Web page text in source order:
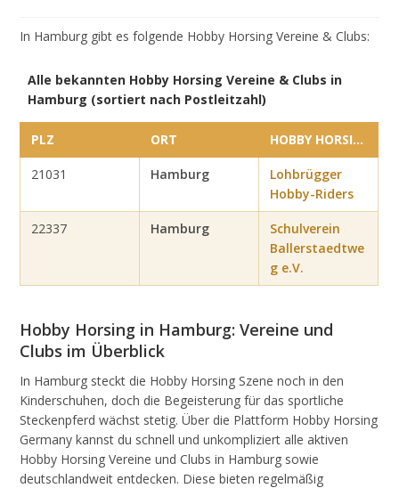
In Hamburg gibt es folgende Hobby Horsing Vereine & Clubs:
Tabelle:
Hobby
Horsing
Vereine
Hamburg
Alle bekannten Hobby Horsing Vereine & Clubs in
Hamburg (sortiert nach Postleitzahl)
PLZ ORT HOBBY HORSING VEREIN
21031 Hamburg
Lohbrügger
Hobby-Riders
22337 Hamburg
Schulverein
Ballerstaedtwe
g e.V.
Hobby Horsing in Hamburg: Vereine und
Clubs im Überblick
In Hamburg steckt die Hobby Horsing Szene noch in den
Kinderschuhen, doch die Begeisterung für das sportliche
Steckenpferd wächst stetig. Über die Plattform Hobby Horsing
Germany kannst du schnell und unkompliziert alle aktiven
Hobby Horsing Vereine und Clubs in Hamburg sowie
deutschlandweit entdecken. Diese bieten regelmäßig